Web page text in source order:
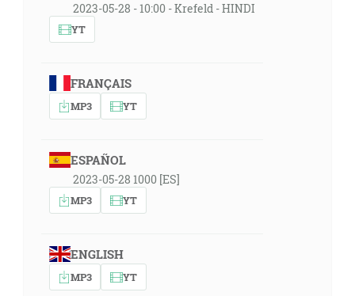
2023-05-28 - 10:00 - Krefeld - HINDI
YT
FRANÇAIS
MP3 YT
ESPAÑOL
2023-05-28 1000 [ES]
MP3 YT
ENGLISH
MP3 YT